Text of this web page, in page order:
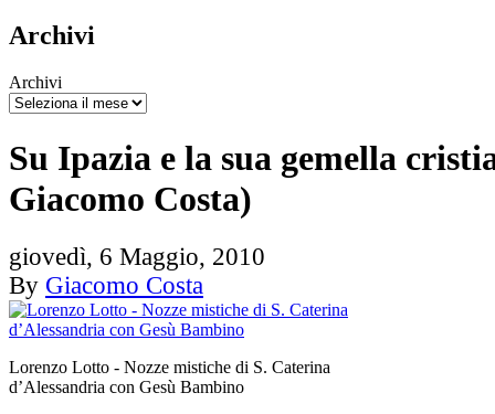
Archivi
Archivi
Su Ipazia e la sua gemella
Giacomo Costa)
giovedì, 6 Maggio, 2010
By Giacomo Costa
Lorenzo Lotto - Nozze mistiche di S. Caterina
d’Alessandria con Gesù Bambino